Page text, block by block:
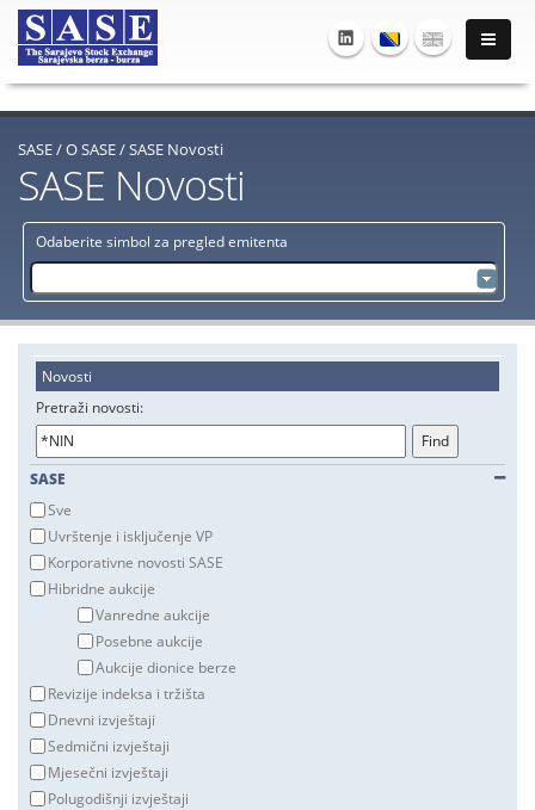
SASE/O SASE/SASE Novosti
Odaberite simbol za pregled emitenta
SASE Novosti
Novosti
Pretraži novosti:
SASE
Sve
Uvrštenje i isključenje VP
Korporativne novosti SASE
Hibridne aukcije
Vanredne aukcije
Posebne aukcije
Aukcije dionice berze
Revizije indeksa i tržišta
Dnevni izvještaji
Sedmični izvještaji
Mjesečni izvještaji
Polugodišnji izvještaji